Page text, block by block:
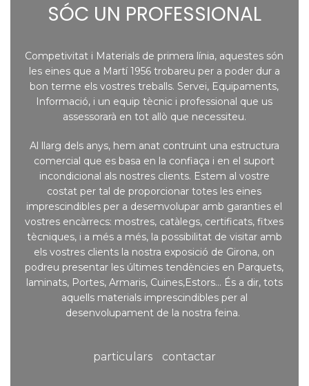
SÓC UN PROFESSIONAL
Competivitat i Materials de primera línia, aquestes són
les eines que a Martí 1956 trobareu per a poder dur a
bon terme els vostres treballs. Servei, Equipaments,
Informació, i un equip tècnic i professional que us
assessorarà en tot allò que necessiteu.
Al llarg dels anys, hem anat contruint una estructura
comercial que es basa en la confiaça i en el suport
incondicional als nostres clients. Estem al vostre
costat per tal de proporcionar totes les eines
imprescindibles per a desemvolupar amb garanties el
vostres encàrrecs: mostres, catàlegs, certificats, fitxes
tècniques, i a més a més, la possibilitat de visitar amb
els vostres clients la nostra exposició de Girona, on
podreu presentar les últimes tendències en Parquets,
laminats, Portes, Armaris, Cuines,Estors... És a dir, tots
aquells materials imprescindibles per al
desenvolupament de la nostra feina.
particulars contactar